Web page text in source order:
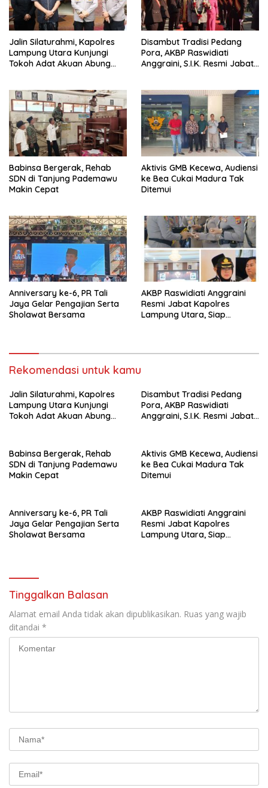
Jalin Silaturahmi, Kapolres
Lampung Utara Kunjungi
Tokoh Adat Akuan Abung
Disambut Tradisi Pedang
Pora, AKBP Raswidiati
Anggraini, S.I.K. Resmi Jabat
Babinsa Bergerak, Rehab
SDN di Tanjung Pademawu
Makin Cepat
Aktivis GMB Kecewa, Audiensi
ke Bea Cukai Madura Tak
Ditemui
Anniversary ke-6, PR Tali
Jaya Gelar Pengajian Serta
Sholawat Bersama
AKBP Raswidiati Anggraini
Resmi Jabat Kapolres
Lampung Utara, Siap
Rekomendasi untuk kamu
Jalin Silaturahmi, Kapolres
Lampung Utara Kunjungi
Tokoh Adat Akuan Abung
Disambut Tradisi Pedang
Pora, AKBP Raswidiati
Anggraini, S.I.K. Resmi Jabat
Babinsa Bergerak, Rehab
SDN di Tanjung Pademawu
Makin Cepat
Aktivis GMB Kecewa, Audiensi
ke Bea Cukai Madura Tak
Ditemui
Anniversary ke-6, PR Tali
Jaya Gelar Pengajian Serta
Sholawat Bersama
AKBP Raswidiati Anggraini
Resmi Jabat Kapolres
Lampung Utara, Siap
Tinggalkan Balasan
Alamat email Anda tidak akan dipublikasikan. Ruas yang wajib
ditandai *